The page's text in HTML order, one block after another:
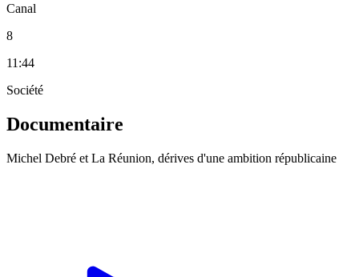
Canal
8
11:44
Société
Documentaire
Michel Debré et La Réunion, dérives d'une ambition républicaine